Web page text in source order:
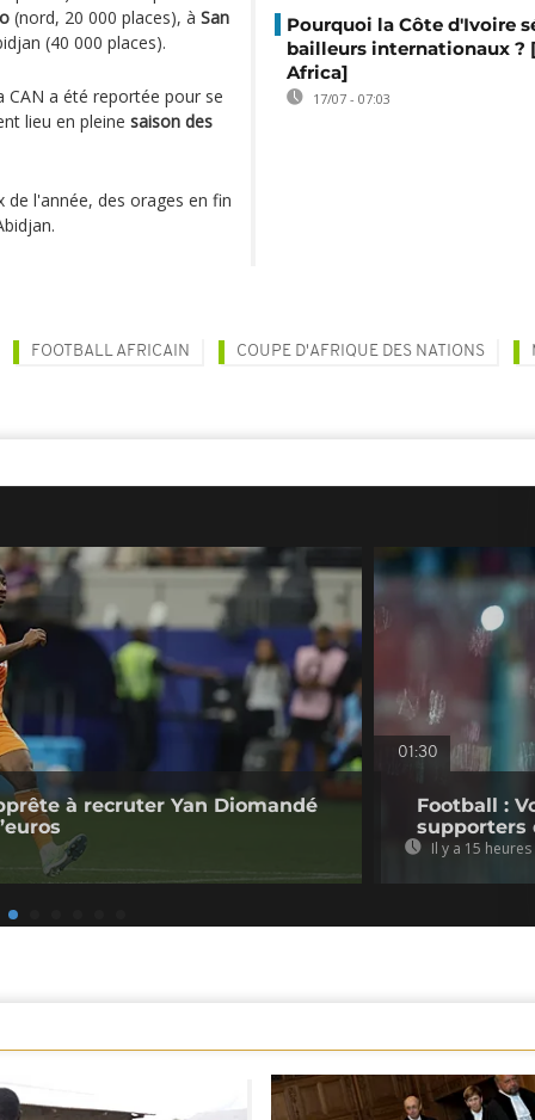
(nord, 20 000 places), à San
(40 000 places).
a été reportée pour se
lieu en pleine saison des
l'année, des orages en fin
Pourquoi la Côte d'Ivoire
bailleurs internationaux ?
Africa]
17/07 - 07:03
FOOTBALL AFRICAIN COUPE D'AFRIQUE DES NATIONS
à recruter Yan Diomandé
01:30
Football :
supporters
Il y a 15 heures